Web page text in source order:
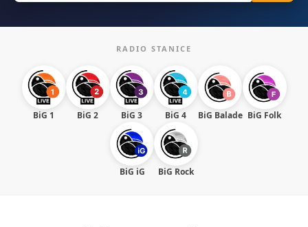
RADIO STANICE
BiG 1 BiG 2 BiG 3 BiG 4 BiG Balade BiG Folk
BiG iG BiG Rock